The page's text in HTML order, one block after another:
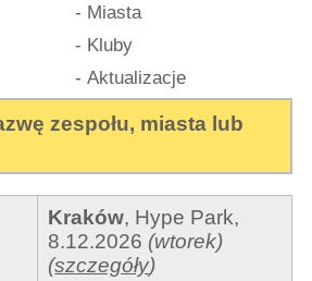
- Miasta
- Kluby
- Aktualizacje
zespołu, miasta lub
Kraków, Hype Park,
8.12.2026 (wtorek)
(szczegóły)